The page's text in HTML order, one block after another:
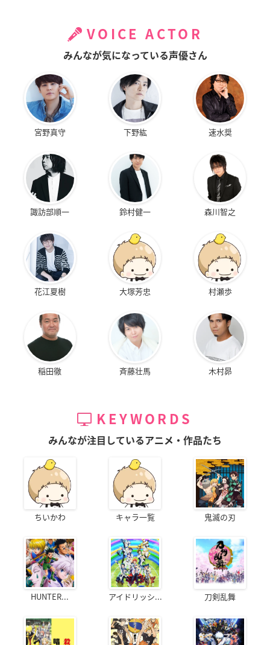
VOICE ACTOR
みんなが気になっている声優さん
宮野真守 下野紘 速水奨
諏訪部順一 鈴村健一 森川智之
花江夏樹 大塚芳忠 村瀬歩
稲田徹 斉藤壮馬 木村昴
KEYWORDS
みんなが注目しているアニメ・作品たち
ちいかわ キャラ一覧 鬼滅の刃
HUNTER... アイドリッシ... 刀剣乱舞